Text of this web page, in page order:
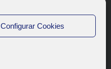
Configurar Cookies